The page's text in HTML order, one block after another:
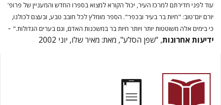
עוד לפני חדירתם למרכז העיר, יכול הקורא למצוא בספרו החדש והמעניין של פרופ'
יורם יום־טוב: "חיות בר בעיר ובכפר". הספר מומלץ לכל חובב טבע, ובעצם לכולנו,
כי בימים אלה משוטטות יותר ויותר חיות בר במשכנות האדם, וגם בערים הגדולות." -
ידיעות אחרונות, "שפן הסלע", מאת: מאיר שלו, יוני 2002